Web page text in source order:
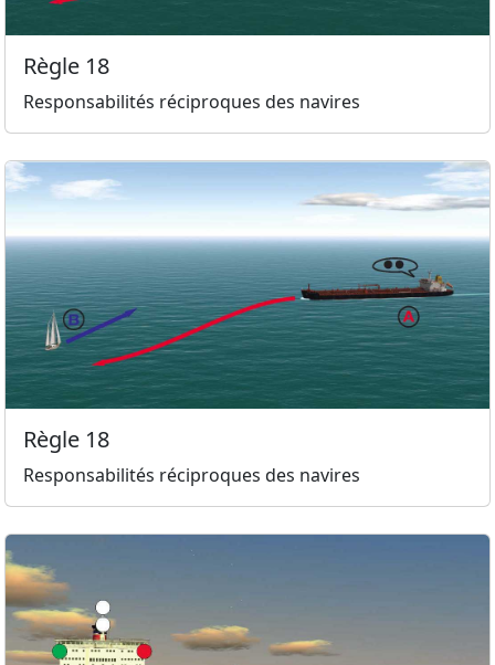
Règle 18
Responsabilités réciproques des navires
Règle 18
Responsabilités réciproques des navires